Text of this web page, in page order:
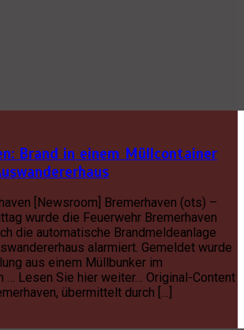
Brand in einem Müllcontainer
[Newsroom] Bremerhaven (ots) –
wurde die Feuerwehr Bremerhaven
die automatische Brandmeldeanlage
alarmiert. Gemeldet wurde
aus einem Müllbunker im
… Lesen Sie hier weiter… Original-Content
übermittelt durch […]